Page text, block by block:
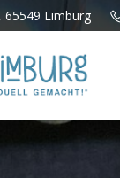
65549 Limburg